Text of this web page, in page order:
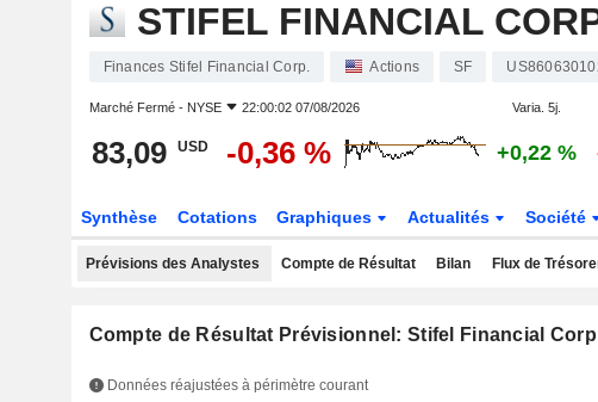
STIFEL FINANCIAL
Finances Stifel Financial Corp. Actions SF
Marché Fermé - NYSE 22:00:02 07/08/2026 Varia. 5j.
83,09 USD -0,36 % +0,22 %
Synthèse Cotations Graphiques Actualités Société
Prévisions des Analystes Compte de Résultat Bilan Flux de
Compte de Résultat Prévisionnel: Stifel Financial
Données réajustées à périmètre courant